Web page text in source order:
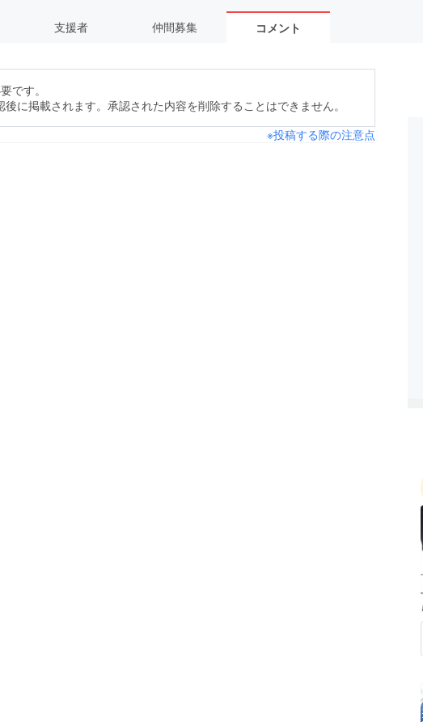
支援者 仲間募集 コメント
です。
に掲載されます。承認された内容を削除することはできません。
※投稿する際の注意点